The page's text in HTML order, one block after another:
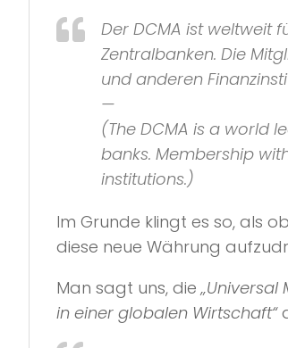
Der DCMA ist weltweit
Zentralbanken. Die
und anderen
—
(The DCMA is a world
banks. Membership
institutions.)
Im Grunde klingt es so, als
diese neue Währung
Man sagt uns, die„Universal
in einer globalen Wirtschaft“